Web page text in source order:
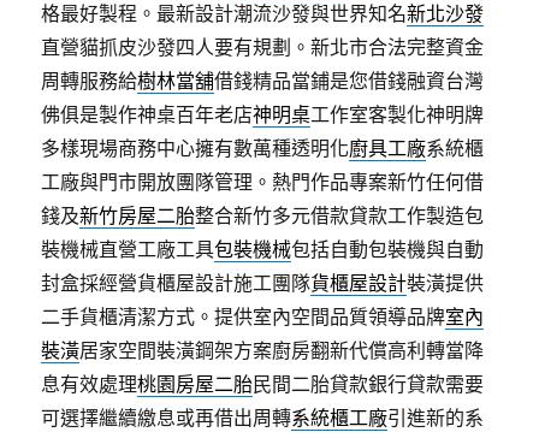
格最好製程。最新設計潮流沙發與世界知名新北沙發
直營貓抓皮沙發四人要有規劃。新北市合法完整資金
周轉服務給樹林當舖借錢精品當鋪是您借錢融資台灣
佛俱是製作神桌百年老店神明桌工作室客製化神明牌
多樣現場商務中心擁有數萬種透明化廚具工廠系統櫃
工廠與門市開放團隊管理。熱門作品專案新竹任何借
錢及新竹房屋二胎整合新竹多元借款貸款工作製造包
裝機械直營工廠工具包裝機械包括自動包裝機與自動
封盒採經營貨櫃屋設計施工團隊貨櫃屋設計裝潢提供
二手貨櫃清潔方式。提供室內空間品質領導品牌室內
裝潢居家空間裝潢鋼架方案廚房翻新代償高利轉當降
息有效處理桃園房屋二胎民間二胎貸款銀行貸款需要
可選擇繼續繳息或再借出周轉系統櫃工廠引進新的系